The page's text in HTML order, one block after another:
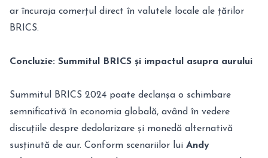
ar încuraja comerțul direct în valutele locale ale țărilor
BRICS.
Concluzie: Summitul BRICS și impactul asupra aurului
Summitul BRICS 2024 poate declanșa o schimbare
semnificativă în economia globală, având în vedere
discuțiile despre dedolarizare și monedă alternativă
susținută de aur. Conform scenariilor lui Andy